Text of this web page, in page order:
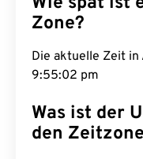
Zone?
Die aktuelle Zeit
9:55:03 pm
Was ist der
den